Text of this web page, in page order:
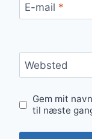
E-mail *
Websted
Gem mit
til næste